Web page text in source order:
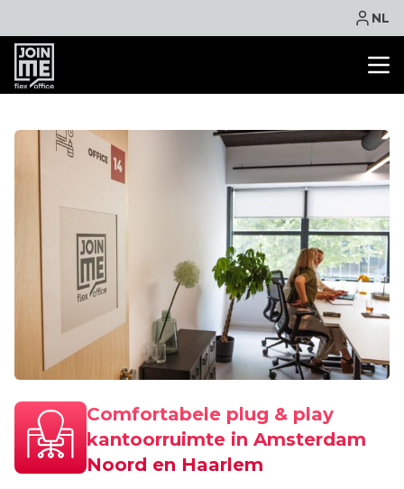
NL
FLEXPLEK
VERGADERRUIMTE
VIRTUEEL KANTOOR
FACILITEITEN
CONTACT
NIEUWS
EVENTS
ACTIE
ONLINE BOEKEN
Comfortabele plug & play
kantoorruimte in Amsterdam
Noord en Haarlem